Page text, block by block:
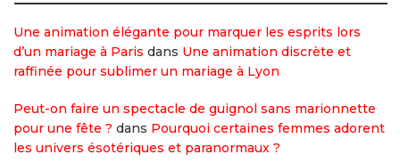
Une animation élégante pour marquer les esprits lors
d’un mariage à Paris dans Une animation discrète et
raffinée pour sublimer un mariage à Lyon
Peut-on faire un spectacle de guignol sans marionnette
pour une fête ? dans Pourquoi certaines femmes adorent
les univers ésotériques et paranormaux ?